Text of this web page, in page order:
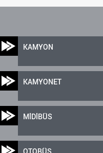
KAMYON
KAMYONET
MİDİBÜS